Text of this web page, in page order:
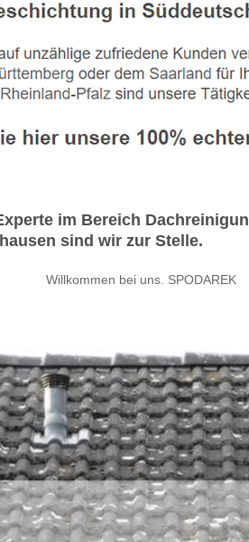
im Bereich
sind wir zur Stelle.
Willkommen bei uns. SPODAREK